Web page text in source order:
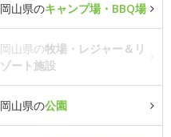
岡山県のキャンプ場・BBQ場
岡山県の牧場・レジャー＆リ
ゾート施設
岡山県の公園